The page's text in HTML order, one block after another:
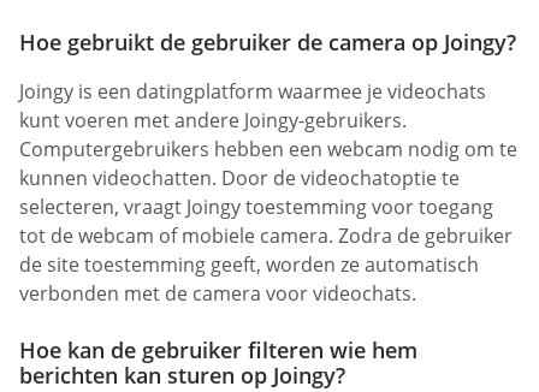
Hoe gebruikt de gebruiker de camera op Joingy?
Joingy is een datingplatform waarmee je videochats
kunt voeren met andere Joingy-gebruikers.
Computergebruikers hebben een webcam nodig om te
kunnen videochatten. Door de videochatoptie te
selecteren, vraagt Joingy toestemming voor toegang
tot de webcam of mobiele camera. Zodra de gebruiker
de site toestemming geeft, worden ze automatisch
verbonden met de camera voor videochats.
Hoe kan de gebruiker filteren wie hem
berichten kan sturen op Joingy?